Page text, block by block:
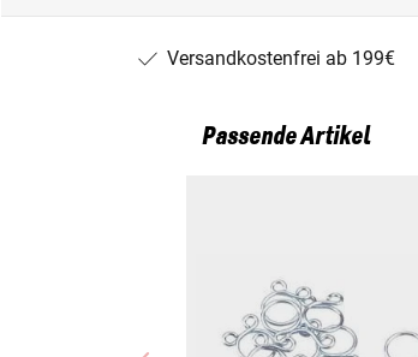
Versandkostenfrei ab 199€
Passende Artikel